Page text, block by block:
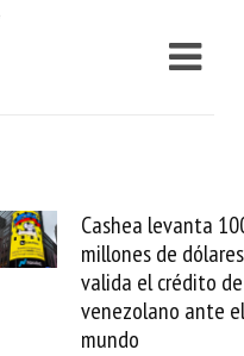
Cashea levanta 100
millones de dólares y
valida el crédito del
venezolano ante el
mundo